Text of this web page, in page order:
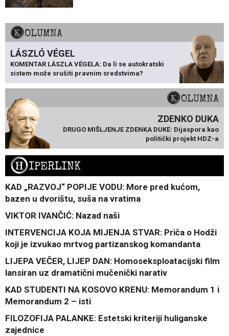
KOLUMNA
LÁSZLÓ VÉGEL
KOMENTAR LÁSZLA VÉGELA: Da li se autokratski
sistem može srušiti pravnim sredstvima?
KOLUMNA
ZDENKO DUKA
DRUGO MIŠLJENJE ZDENKA DUKE: Dijaspora kao
politički projekt HDZ-a
HIPERLINK
KAD „RAZVOJ“ POPIJE VODU: More pred kućom,
bazen u dvorištu, suša na vratima
VIKTOR IVANČIĆ: Nazad naši
INTERVENCIJA KOJA MIJENJA STVAR: Priča o Hodži
koji je izvukao mrtvog partizanskog komandanta
LIJEPA VEČER, LIJEP DAN: Homoseksploatacijski film
lansiran uz dramatični mučenički narativ
KAD STUDENTI NA KOSOVO KRENU: Memorandum 1 i
Memorandum 2 – isti
FILOZOFIJA PALANKE: Estetski kriteriji huliganske
zajednice